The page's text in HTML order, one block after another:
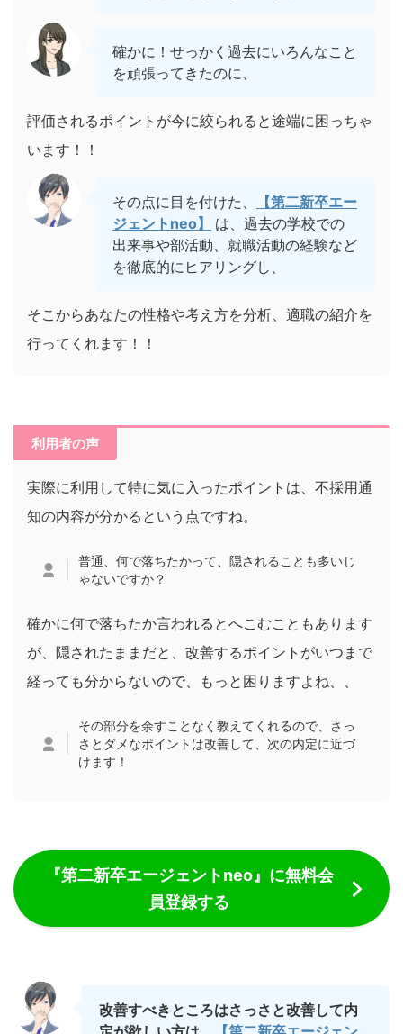
確かに！せっかく過去にいろんなこと
を頑張ってきたのに、
評価されるポイントが今に絞られると途端に困っちゃ
います！！
その点に目を付けた、
【第二新卒エー
ジェントneo】
は、過去の学校での
出来事や部活動、就職活動の経験など
を徹底的にヒアリングし、
そこからあなたの性格や考え方を分析、適職の紹介を
行ってくれます！！
利用者の声
実際に利用して特に気に入ったポイントは、不採用通
知の内容が分かるという点ですね。
普通、何で落ちたかって、隠されることも多いじ
ゃないですか？
確かに何で落ちたか言われるとへこむこともあります
が、隠されたままだと、改善するポイントがいつまで
経っても分からないので、もっと困りますよね、、
その部分を余すことなく教えてくれるので、さっ
さとダメなポイントは改善して、次の内定に近づ
けます！
『第二新卒エージェントneo』に無料会
員登録する
改善すべきところはさっさと改善して内